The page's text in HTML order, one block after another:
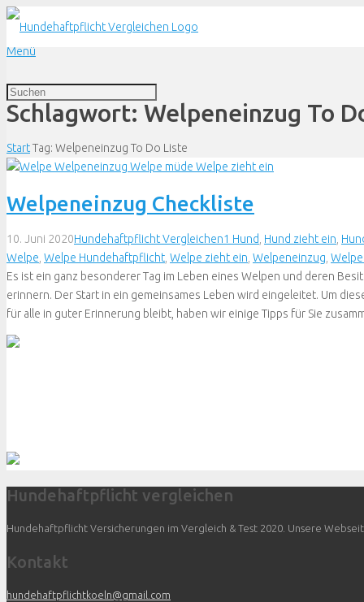
Menü
Schlagwort: Welpeneinzug To
StartTag: Welpeneinzug To Do Liste
Welpeneinzug Checkliste
10. Juni 2020Hundehaftpflicht Vergleichen1 Kommentar
Hund, Hund zieht ein,
Welpe, Welpe Hundehaftpflicht, Welpe zieht ein, Welpeneinzug,
Es ist ein ganz besonderer Tag im Leben eines Welpen und deren
erinnern. Der Start in ein gemeinsames Leben wird eingeleitet. Um
für alle in guter Erinnerung bleibt, haben wir einige Tipps für Sie
Hundehaftpflicht vergleichen
Hundehaftpflicht Versicherungen im Vergleich & Test 2020. Unsere
Kontakt
hundehaftpflichtkoeln@gmail.com